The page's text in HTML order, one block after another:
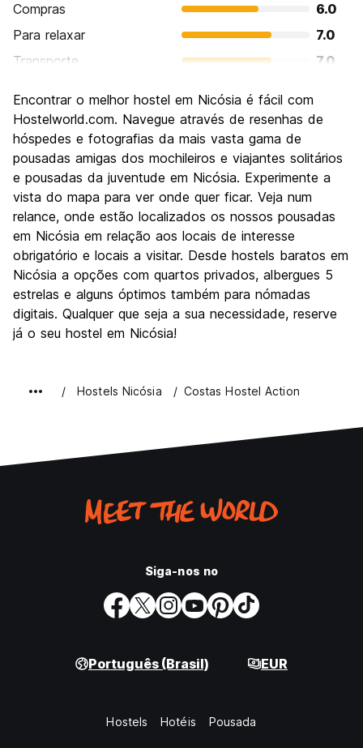
Compras
6.0
Para relaxar
7.0
Transporte
7.0
Cultura
8.0
Festas / vida noturna
Custo-beneficio
10.0
Encontrar o melhor hostel em Nicósia é fácil com
Hostelworld.com. Navegue através de resenhas de
hóspedes e fotografias da mais vasta gama de
pousadas amigas dos mochileiros e viajantes solitários
e pousadas da juventude em Nicósia. Experimente a
vista do mapa para ver onde quer ficar. Veja num
relance, onde estão localizados os nossos pousadas
em Nicósia em relação aos locais de interesse
obrigatório e locais a visitar. Desde hostels baratos em
Nicósia a opções com quartos privados, albergues 5
estrelas e alguns óptimos também para nómadas
digitais. Qualquer que seja a sua necessidade, reserve
já o seu hostel em Nicósia!
Hostels Nicósia Costas Hostel Action
Siga-nos no
Português (Brasil) EUR
Hostels Hotéis Pousada